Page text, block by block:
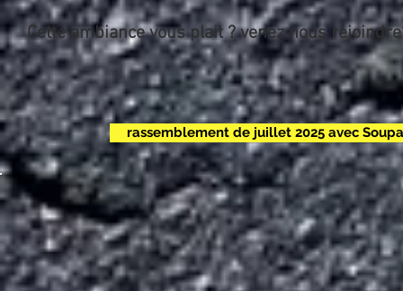
Cette ambiance vous plait ? venez nous
rassemblement de juillet 2025 avec